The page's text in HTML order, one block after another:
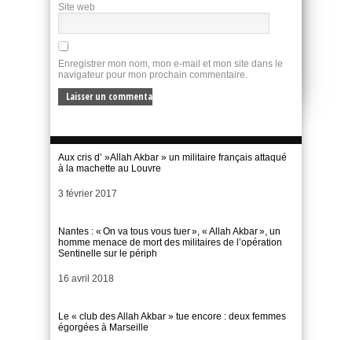
Site web
Enregistrer mon nom, mon e-mail et mon site dans le
navigateur pour mon prochain commentaire.
Aux cris d’ »Allah Akbar » un militaire français attaqué
à la machette au Louvre
Date
3 février 2017
Nantes : « On va tous vous tuer », « Allah Akbar », un
homme menace de mort des militaires de l’opération
Sentinelle sur le périph
Date
16 avril 2018
Le « club des Allah Akbar » tue encore : deux femmes
égorgées à Marseille